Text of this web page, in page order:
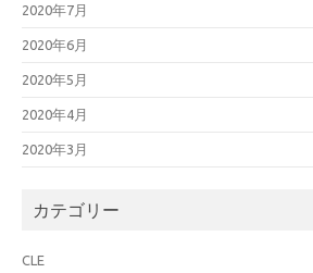
2020年7月
2020年6月
2020年5月
2020年4月
2020年3月
カテゴリー
CLE